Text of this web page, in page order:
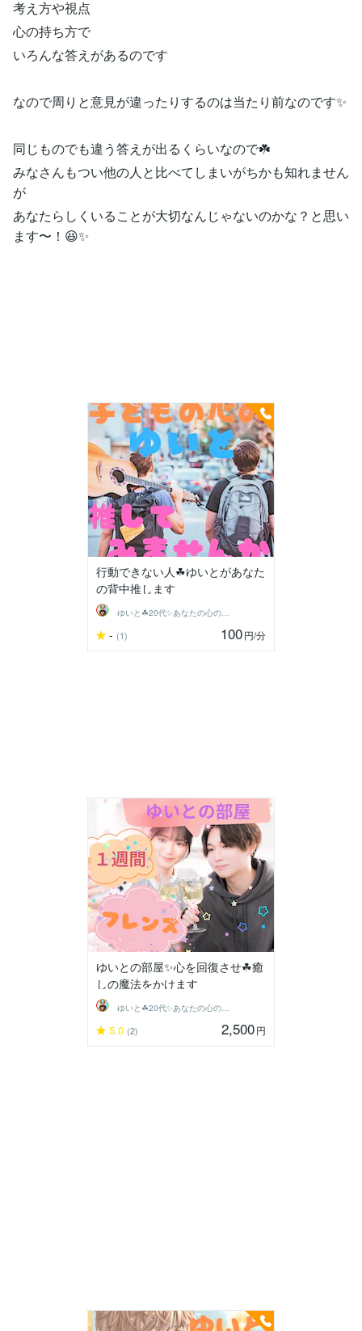
考え方や視点
心の持ち方で
いろんな答えがあるのです
なので周りと意見が違ったりするのは当たり前なのです✨
同じものでも違う答えが出るくらいなので☘️
みなさんもつい他の人と比べてしまいがちかも知れません
が
あなたらしくいることが大切なんじゃないのかな？と思い
ます〜！😆✨
行動できない人☘ゆいとがあなた
の背中推します
ゆいと☘20代✨あなたの心の拠り所✨☘️
- (1) 100円/分
ゆいとの部屋✨心を回復させ☘癒
しの魔法をかけます
ゆいと☘20代✨あなたの心の拠り所✨☘️
5.0 (2) 2,500円